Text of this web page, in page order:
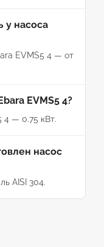
у насоса
EVMS5 4 — от
EVMS5 4?
4 — 0.75 кВт.
насос
AISI 304.